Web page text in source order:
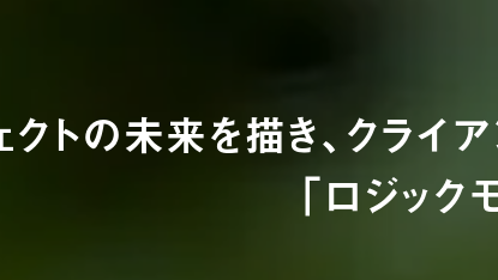
クトの未来を描き、クライ
「ロジッ